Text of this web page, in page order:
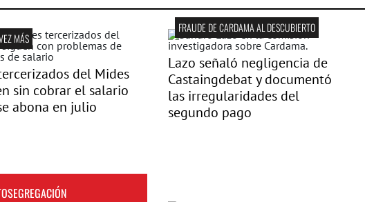
MÁS
del Mides
sin cobrar el salario
abona en julio
FRAUDE DE CARDAMA AL DESCUBIERTO
Lazo señaló negligencia de
Castaingdebat y documentó
las irregularidades del
segundo pago